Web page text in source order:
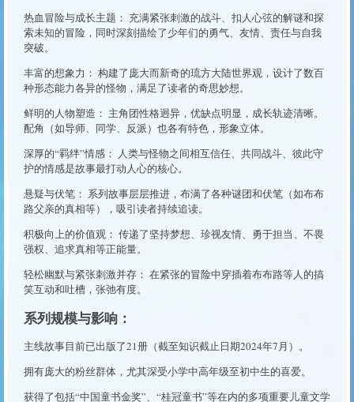
热血冒险与成长主题： 充满紧张刺激的战斗、扣人心弦的解谜和探
索未知的冒险，同时深刻描绘了少年们的勇气、友情、责任与自我
突破。
丰富的想象力： 构建了庞大而新奇的琉方大陆世界观，设计了数百
种形态能力各异的怪物，满足了读者的奇思妙想。
鲜明的人物塑造： 主角团性格迥异，优缺点明显，成长轨迹清晰。
配角（如导师、同学、反派）也各有特色，形象立体。
深厚的“羁绊”情感： 人类与怪物之间相互信任、共同战斗、彼此守
护的情感是故事最打动人心的核心。
悬疑与伏笔： 系列故事层层推进，布满了各种谜团和伏笔（如布布
路父亲的真相等），吸引读者持续追读。
积极向上的价值观： 传递了坚持梦想、珍视友情、勇于担当、不畏
强权、追求真相等正能量。
轻松幽默与紧张刺激并存： 在紧张的冒险中穿插着布布路等人的搞
笑互动和吐槽，张弛有度。
系列规模与影响：
主线故事目前已出版了21册（截至知识截止日期2024年7月）。
拥有庞大的粉丝群体，尤其深受小学中高年级至初中生的喜爱。
获得了包括“中国童书金奖”、“桂冠童书”等在内的多项重要儿童文学